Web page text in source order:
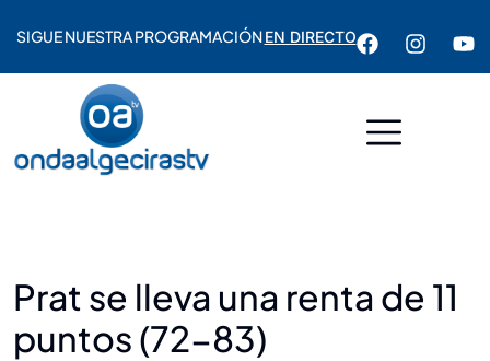
SIGUE NUESTRA PROGRAMACIÓNEN DIRECTO
Prat se lleva una renta de 11
puntos (72-83)